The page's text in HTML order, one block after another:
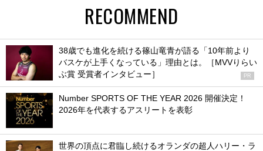
RECOMMEND
38歳でも進化を続ける篠山竜青が語る「10年前より
バスケが上手くなっている」理由とは。［MVVりらい
ぶ賞 受賞者インタビュー］
PR
Number SPORTS OF THE YEAR 2026 開催決定！
2026年を代表するアスリートを表彰
世界の頂点に君臨し続けるオランダの超人ハリー・ラ